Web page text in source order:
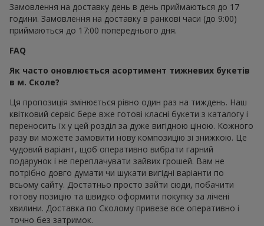
Замовлення на доставку день в день приймаються до 17
години. Замовлення на доставку в ранкові часи (до 9:00)
приймаються до 17:00 попереднього дня.
FAQ
Як часто оновлюється асортимент тижневих букетів
в м. Сколе?
Ця пропозиція змінюється рівно один раз на тиждень. Наш
квітковий сервіс бере вже готові класні букети з каталогу і
переносить їх у цей розділ за дуже вигідною ціною. Кожного
разу ви можете замовити нову композицію зі знижкою. Це
чудовий варіант, щоб оперативно вибрати гарний
подарунок і не переплачувати зайвих грошей. Вам не
потрібно довго думати чи шукати вигідні варіанти по
всьому сайту. Достатньо просто зайти сюди, побачити
готову позицію та швидко оформити покупку за лічені
хвилини. Доставка по Сколому привезе все оперативно і
точно без затримок.